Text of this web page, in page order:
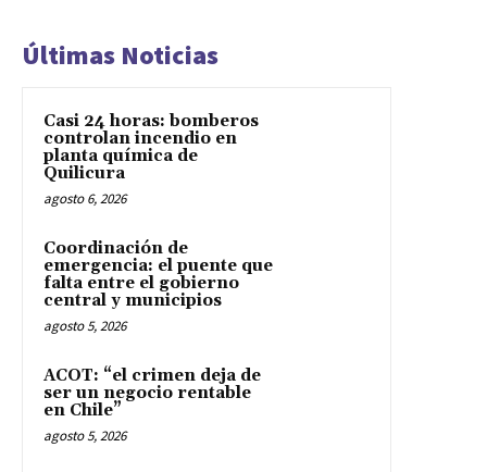
Últimas Noticias
Casi 24 horas: bomberos
controlan incendio en
planta química de
Quilicura
agosto 6, 2026
Coordinación de
emergencia: el puente que
falta entre el gobierno
central y municipios
agosto 5, 2026
ACOT: “el crimen deja de
ser un negocio rentable
en Chile”
agosto 5, 2026